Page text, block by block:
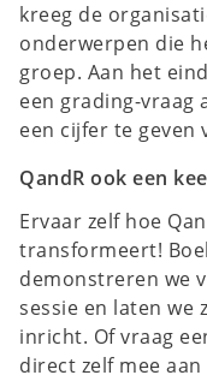
kreeg de
onderwerpen die
groep. Aan het
een grading-vraag
een cijfer te geven
QandR ook een
Ervaar zelf hoe
transformeert!
demonstreren we
sessie en laten we
inricht. Of vraag
direct zelf mee